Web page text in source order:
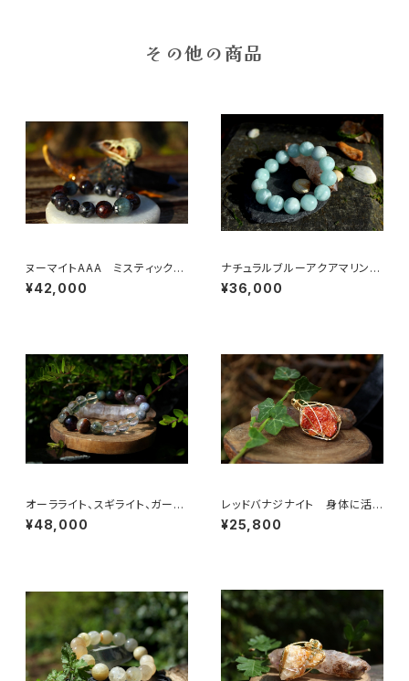
その他の商品
ヌーマイトAAA ミスティックマ
ーリナイト 魔術師の為のブレ
スレット 大玉
¥42,000
ナチュラルブルーアクアマリンA
AA級 15mm 思いやり、慈し
み、平和で穏やかなエネルギー
¥36,000
オーラライト、スギライト、ガーデ
ンクォーツ 高次と繋がり、覚
醒、肉体の健康を守る
¥48,000
レッドバナジナイト 身体に活
力を与える 人生の荒波に打ち
勝つ
¥25,800